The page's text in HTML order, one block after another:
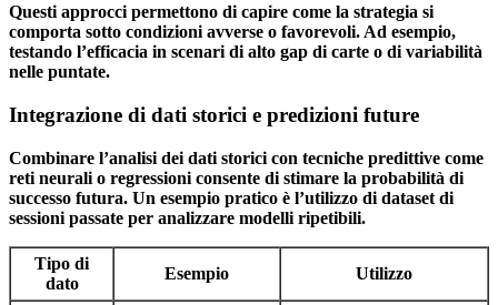
Questi approcci permettono di capire come la strategia si
comporta sotto condizioni avverse o favorevoli. Ad esempio,
testando l’efficacia in scenari di alto gap di carte o di variabilità
nelle puntate.
Integrazione di dati storici e predizioni future
Combinare l’analisi dei dati storici con tecniche predittive come
reti neurali o regressioni consente di stimare la probabilità di
successo futura. Un esempio pratico è l’utilizzo di dataset di
sessioni passate per analizzare modelli ripetibili.
Tipo di
dato
Esempio Utilizzo